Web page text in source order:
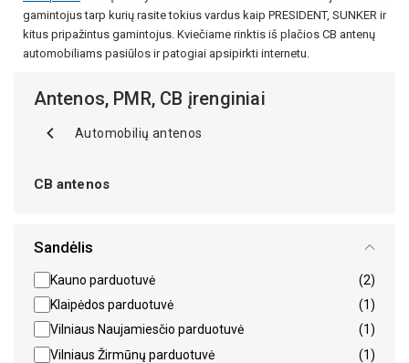
gamintojus tarp kurių rasite tokius vardus kaip PRESIDENT, SUNKER ir
kitus pripažintus gamintojus. Kviečiame rinktis iš plačios CB antenų
automobiliams pasiūlos ir patogiai apsipirkti internetu.
Antenos, PMR, CB įrenginiai
Automobilių antenos
CB antenos
Sandėlis
Kauno parduotuvė
(2)
Klaipėdos parduotuvė
(1)
Vilniaus Naujamiesčio parduotuvė
(1)
Vilniaus Žirmūnų parduotuvė
(1)